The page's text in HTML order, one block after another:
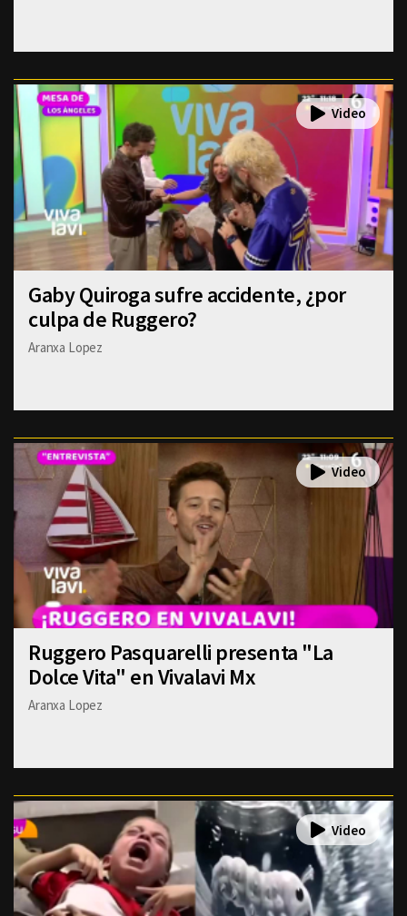
Gaby Quiroga sufre accidente, ¿por
culpa de Ruggero?
Aranxa Lopez
Ruggero Pasquarelli presenta "La
Dolce Vita" en Vivalavi Mx
Aranxa Lopez